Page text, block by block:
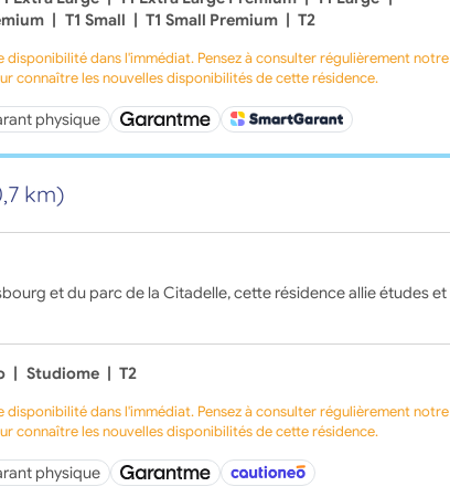
| T1 Small | T1 Small Premium | T2
disponibilité dans l'immédiat. Pensez à consulter régulièrement notre
connaître les nouvelles disponibilités de cette résidence.
physique
km)
et du parc de la Citadelle, cette résidence allie études et
| Studiome | T2
disponibilité dans l'immédiat. Pensez à consulter régulièrement notre
connaître les nouvelles disponibilités de cette résidence.
physique